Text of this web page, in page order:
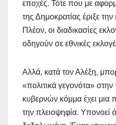
εποχές. Τότε που με
της Δημοκρατίας έριξε
Πλέον, οι διαδικασίες
οδηγούν σε εθνικές
Αλλά, κατά τον Αλέξη,
«πολιτικά γεγονότα»
κυβερνών κόμμα έχει μια
την πλειοψηφία. Υπονοεί